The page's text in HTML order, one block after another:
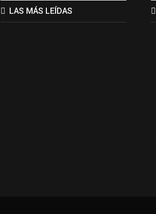
LAS MÁS LEÍDAS